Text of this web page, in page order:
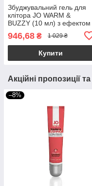
Збуджувальний гель для
клітора JO WARM &
BUZZY (10 мл) з ефектом
946,68 ₴ 1 029 ₴
Купити
Акційні пропозиції
–8%